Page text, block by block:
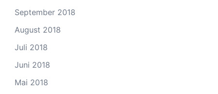
September 2018
August 2018
Juli 2018
Juni 2018
Mai 2018